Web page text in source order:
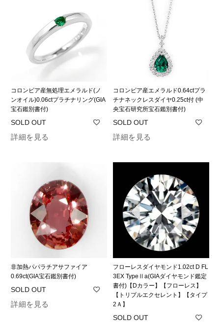
コロンビア産無処理エメラルド(ノ
ンオイル)0.06ctプラチナリング(GIA
宝石鑑別書付)
詳細を見る
コロンビア産エメラルド0.64ctプラ
チナネックレスダイヤ0.25ct付 (中
央宝石研究所宝石鑑別書付)
詳細を見る
非加熱パパラチアサファイア
0.69ct(GIA宝石鑑別書付)
詳細を見る
フローレスダイヤモンド1.02ct D FL
3EX TypeⅡa(GIAダイヤモンド鑑定
書付)【Dカラー】【フローレス】
【トリプルエクセレント】【タイプ
2Ａ】